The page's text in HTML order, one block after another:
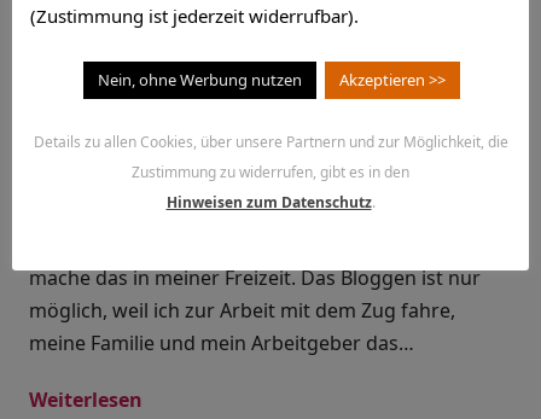
Wieder die Sache mit dem
Buzz
November 2, 2013
mache das in meiner Freizeit. Das Bloggen ist nur
möglich, weil ich zur Arbeit mit dem Zug fahre,
meine Familie und mein Arbeitgeber das…
Weiterlesen
(Zustimmung ist jederzeit widerrufbar).
Nein, ohne Werbung nutzen Akzeptieren >>
Details zu allen Cookies, über unsere Partnern und zur Möglichkeit, die
Zustimmung zu widerrufen, gibt es in den
Hinweisen zum Datenschutz.